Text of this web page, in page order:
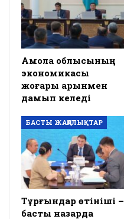
Ақмола облысының
экономикасы
жоғары қарқынмен
дамып келеді
БАСТЫ ЖАҢАЛЫҚТАР
Тұрғындар өтініші –
басты назарда